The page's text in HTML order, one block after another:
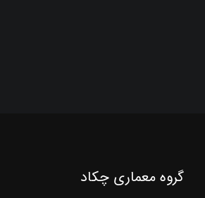
گروه معماری چکاد